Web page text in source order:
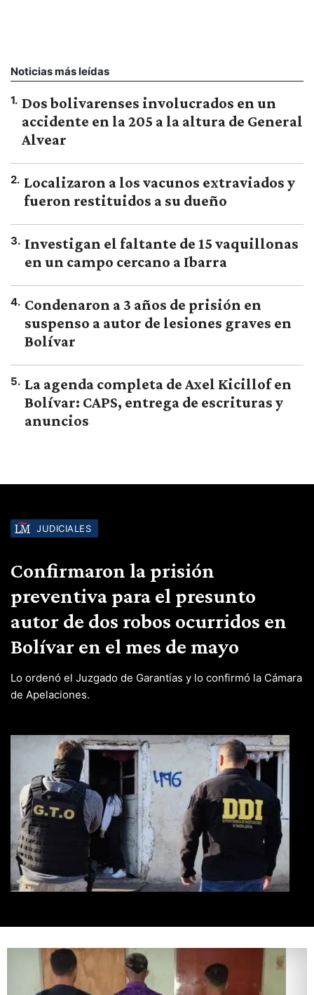
Noticias más leídas
1. Dos bolivarenses involucrados en un
accidente en la 205 a la altura de General
Alvear
2. Localizaron a los vacunos extraviados y
fueron restituidos a su dueño
3. Investigan el faltante de 15 vaquillonas
en un campo cercano a Ibarra
4. Condenaron a 3 años de prisión en
suspenso a autor de lesiones graves en
Bolívar
5. La agenda completa de Axel Kicillof en
Bolívar: CAPS, entrega de escrituras y
anuncios
JUDICIALES
Confirmaron la prisión
preventiva para el presunto
autor de dos robos ocurridos en
Bolívar en el mes de mayo
Lo ordenó el Juzgado de Garantías y lo confirmó la Cámara
de Apelaciones.